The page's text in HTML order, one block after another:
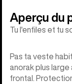
Aperçu du
Tu l'enfiles et tu
Pas ta veste
anorak plus
frontal.